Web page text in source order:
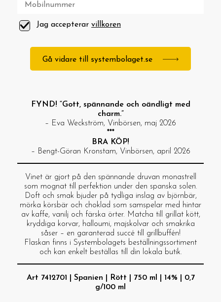
Jag accepterar villkoren
Gå vidare till systembolaget.se
FYND! “Gott, spännande och oändligt med
charm.”
– Eva Weckström, Vinbörsen, maj 2026
***
BRA KÖP!
– Bengt-Göran Kronstam, Vinbörsen, april 2026
Vinet är gjort på den spännande druvan monastrell
som mognat till perfektion under den spanska solen.
Doft och smak bjuder på tydliga inslag av björnbär,
mörka körsbär och choklad som samspelar med hintar
av kaffe, vanilj och färska örter. Matcha till grillat kött,
kryddiga korvar, halloumi, majskolvar och smakrika
såser – en garanterad succé till grillbuffén!
Flaskan finns i Systembolagets beställningssortiment
och kan enkelt beställas till din lokala butik.
Art 7412701 | Spanien | Rött | 750 ml | 14% | 0,7
g/100 ml